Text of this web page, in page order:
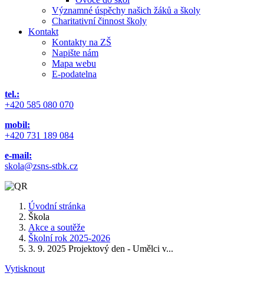
Významné úspěchy našich žáků a školy
Charitativní činnost školy
Kontakt
Kontakty na ZŠ
Napište nám
Mapa webu
E-podatelna
tel.:
+420 585 080 070
mobil:
+420 731 189 084
e-mail:
skola@zsns-stbk.cz
Úvodní stránka
Škola
Akce a soutěže
Školní rok 2025-2026
3. 9. 2025 Projektový den - Umělci v...
Vytisknout